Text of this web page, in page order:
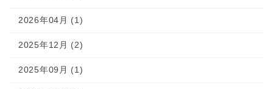
2026年04月 (1)
2025年12月 (2)
2025年09月 (1)